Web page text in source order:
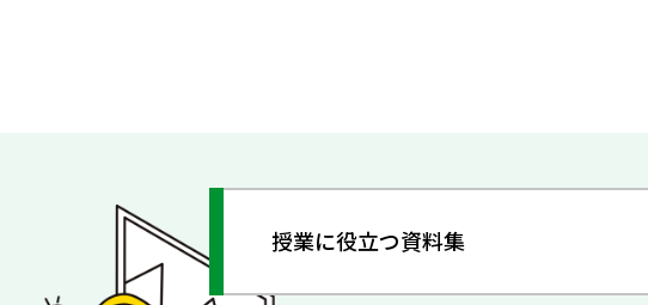
授業に役立つ資料集